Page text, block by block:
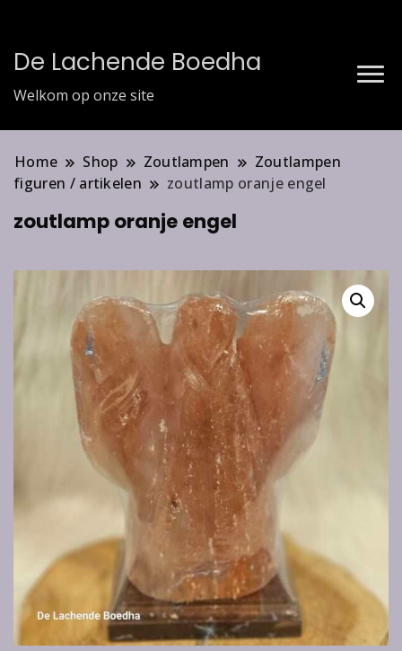
De Lachende Boedha
Welkom op onze site
Home Shop Zoutlampen
Zoutlampen
figuren / artikelen
zoutlamp oranje engel
zoutlamp oranje engel